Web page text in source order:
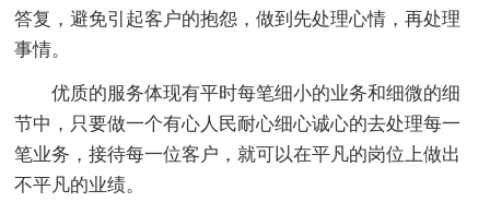
答复，避免引起客户的抱怨，做到先处理心情，再处理
事情。
优质的服务体现有平时每笔细小的业务和细微的细
节中，只要做一个有心人民耐心细心诚心的去处理每一
笔业务，接待每一位客户，就可以在平凡的岗位上做出
不平凡的业绩。